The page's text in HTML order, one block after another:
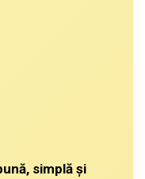
simplă și